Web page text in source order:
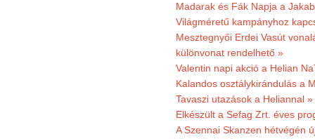
Madarak és Fák Napja a
Világméretű kampányhoz
Mesztegnyői Erdei Vasút
különvonat rendelhető »
Valentin napi akció a Helian
Kalandos osztálykirándulás a
Tavaszi utazások a Heliannal »
Elkészült a Sefag Zrt. éves
A Szennai Skanzen hétvégén